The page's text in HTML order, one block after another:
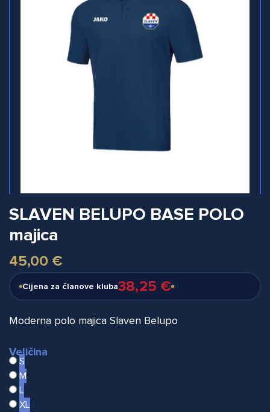
SLAVEN BELUPO BASE POLO
majica
45,00 €
Cijena za članove kluba38,25 €
Moderna polo majica Slaven Belupo
Veličina
S
M
L
XL